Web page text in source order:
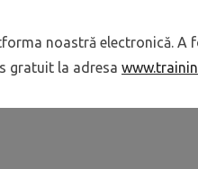
noastră electronică. A
gratuit la adresa